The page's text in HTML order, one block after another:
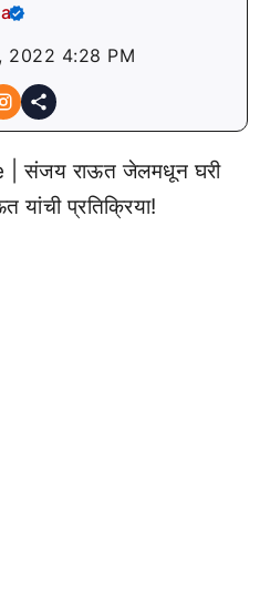
2022 4:28 PM
संजय राऊत जेलमधून घरी
प्रतिक्रिया!